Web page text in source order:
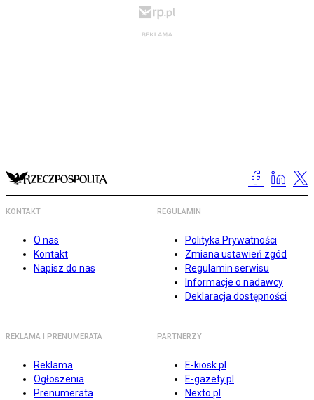
KONTAKT
O nas
Kontakt
Napisz do nas
REGULAMIN
Polityka Prywatności
Zmiana ustawień zgód
Regulamin serwisu
Informacje o nadawcy
Deklaracja dostępności
REKLAMA I PRENUMERATA
Reklama
Ogłoszenia
Prenumerata
PARTNERZY
E-kiosk.pl
E-gazety.pl
Nexto.pl